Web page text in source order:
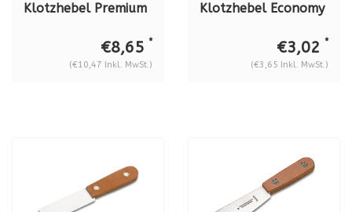
Klotzhebel Premium
Holzgrif BO 5165400
€8,65 *
(€10,47 Inkl. MwSt.)
Klotzhebel Economy
€3,02 *
(€3,65 Inkl. MwSt.)